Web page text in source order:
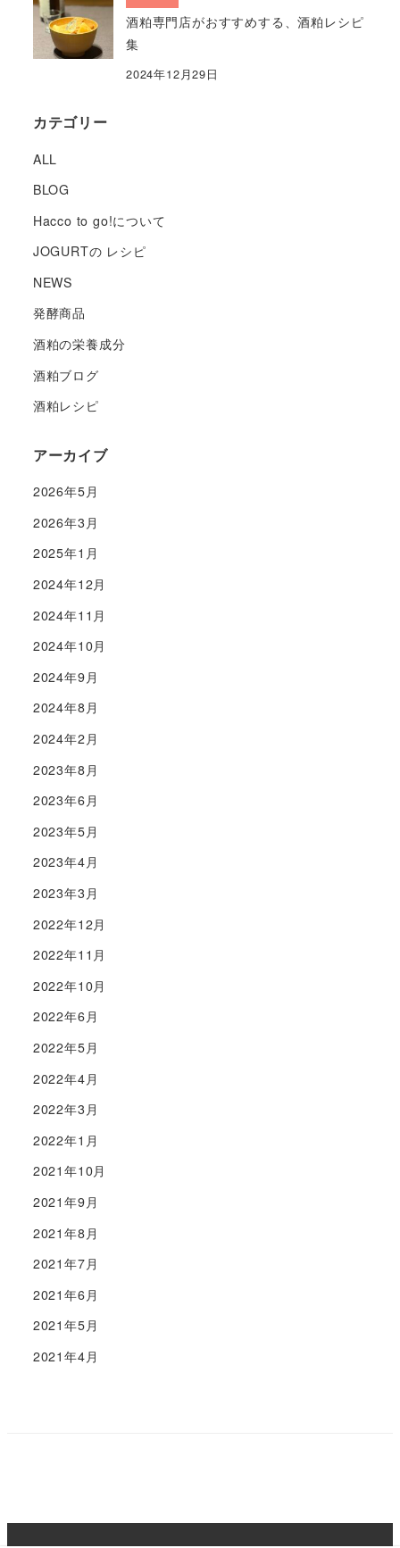
酒粕専門店がおすすめする、酒粕レシピ
集
2024年12月29日
カテゴリー
ALL
BLOG
Hacco to go!について
JOGURTの レシピ
NEWS
発酵商品
酒粕の栄養成分
酒粕ブログ
酒粕レシピ
アーカイブ
2026年5月
2026年3月
2025年1月
2024年12月
2024年11月
2024年10月
2024年9月
2024年8月
2024年2月
2023年8月
2023年6月
2023年5月
2023年4月
2023年3月
2022年12月
2022年11月
2022年10月
2022年6月
2022年5月
2022年4月
2022年3月
2022年1月
2021年10月
2021年9月
2021年8月
2021年7月
2021年6月
2021年5月
2021年4月